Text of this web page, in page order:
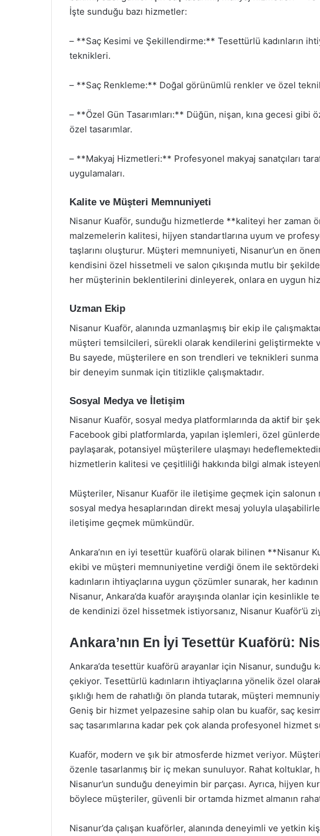
İşte sunduğu bazı hizmetler:
– **Saç Kesimi ve Şekillendirme:** Tesettürlü kadınların
teknikleri.
– **Saç Renkleme:** Doğal görünümlü renkler ve özel
– **Özel Gün Tasarımları:** Düğün, nişan, kına gecesi gibi
özel tasarımlar.
– **Makyaj Hizmetleri:** Profesyonel makyaj sanatçıları
uygulamaları.
Kalite ve Müşteri Memnuniyeti
Nisanur Kuaför, sunduğu hizmetlerde **kaliteyi her zaman
malzemelerin kalitesi, hijyen standartlarına uyum ve
taşlarını oluşturur. Müşteri memnuniyeti, Nisanur’un en
kendisini özel hissetmeli ve salon çıkışında mutlu bir
her müşterinin beklentilerini dinleyerek, onlara en uygun
Uzman Ekip
Nisanur Kuaför, alanında uzmanlaşmış bir ekip ile
müşteri temsilcileri, sürekli olarak kendilerini geliştirmekte
Bu sayede, müşterilere en son trendleri ve teknikleri
bir deneyim sunmak için titizlikle çalışmaktadır.
Sosyal Medya ve İletişim
Nisanur Kuaför, sosyal medya platformlarında da aktif bir
Facebook gibi platformlarda, yapılan işlemleri, özel
paylaşarak, potansiyel müşterilere ulaşmayı
hizmetlerin kalitesi ve çeşitliliği hakkında bilgi almak
Müşteriler, Nisanur Kuaför ile iletişime geçmek için
sosyal medya hesaplarından direkt mesaj yoluyla
iletişime geçmek mümkündür.
Ankara’nın en iyi tesettür kuaförü olarak bilinen **Nisanur
ekibi ve müşteri memnuniyetine verdiği önem ile sektördeki
kadınların ihtiyaçlarına uygun çözümler sunarak, her
Nisanur, Ankara’da kuaför arayışında olanlar için
de kendinizi özel hissetmek istiyorsanız, Nisanur Kuaför’ü
Ankara’nın En İyi Tesettür Kuaförü:
Ankara’da tesettür kuaförü arayanlar için Nisanur,
çekiyor. Tesettürlü kadınların ihtiyaçlarına yönelik özel
şıklığı hem de rahatlığı ön planda tutarak, müşteri
Geniş bir hizmet yelpazesine sahip olan bu kuaför, saç
saç tasarımlarına kadar pek çok alanda profesyonel hizmet
Kuaför, modern ve şık bir atmosferde hizmet veriyor.
özenle tasarlanmış bir iç mekan sunuluyor. Rahat
Nisanur’un sunduğu deneyimin bir parçası. Ayrıca, hijyen
böylece müşteriler, güvenli bir ortamda hizmet almanın
Nisanur’da çalışan kuaförler, alanında deneyimli ve yetkin